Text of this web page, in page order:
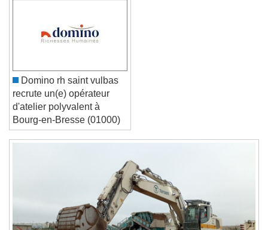
Font Family
Reset
Done
Close Modal Dialog
End of dialog window.
Domino rh saint vulbas
recrute un(e) opérateur
d'atelier polyvalent à
Bourg-en-Bresse (01000)